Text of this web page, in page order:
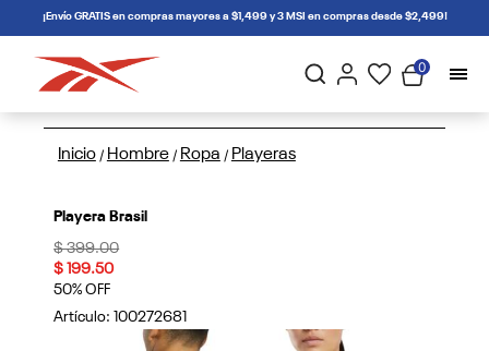
connectif¡Envío GRATIS en compras mayores a $1,499 y 3 MSI en compras desde $2,499!
0
Inicio / Hombre / Ropa / Playeras
Playera Brasil
Price reduced from
$ 399.00to
$ 199.50
50% OFF
Artículo: 100272681